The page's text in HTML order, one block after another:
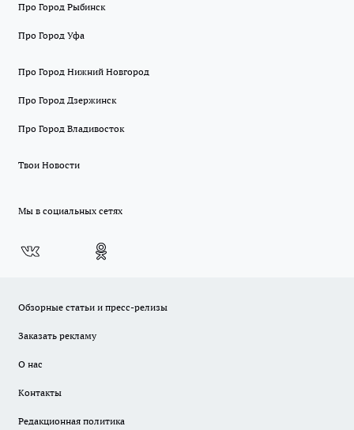
Про Город Рыбинск
Про Город Уфа
Про Город Нижний Новгород
Про Город Дзержинск
Про Город Владивосток
Твои Новости
Мы в социальных сетях
Обзорные статьи и пресс-релизы
Заказать рекламу
О нас
Контакты
Редакционная политика